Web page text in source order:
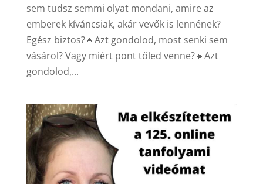
sem tudsz semmi olyat mondani, amire az
emberek kíváncsiak, akár vevők is lennének?
Egész biztos?🔸Azt gondolod, most senki sem
vásárol? Vagy miért pont tőled venne?🔸Azt
gondolod,...